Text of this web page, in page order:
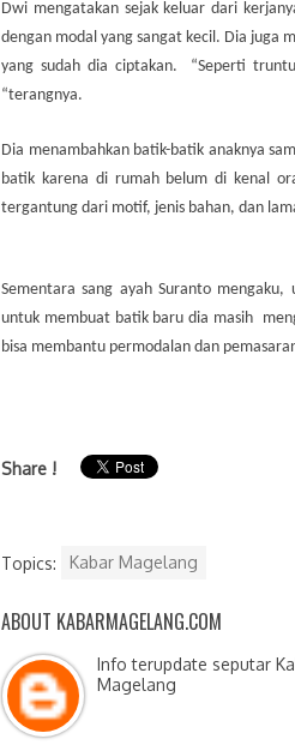
Dwi mengatakan sejak keluar dari
dengan modal yang sangat kecil. Dia juga
yang sudah dia ciptakan.
“Seperti
“terangnya.
Dia menambahkan batik-batik anaknya
batik karena di rumah belum di kenal
tergantung dari motif, jenis bahan, dan
Sementara sang ayah Suranto
untuk membuat batik baru dia masih
bisa membantu permodalan dan
Share !
Topics: Kabar Magelang
ABOUT KABARMAGELANG.COM
Info terupdate seputar
Magelang